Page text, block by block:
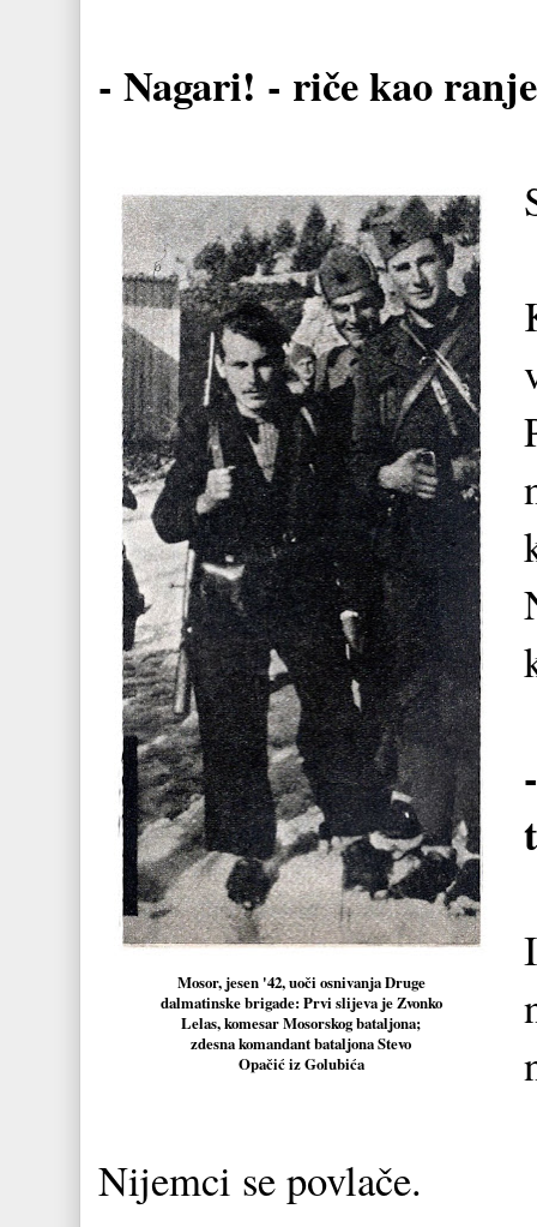
- Nagari! - riče kao
Mosor, jesen '42, uoči osnivanja Druge
dalmatinske brigade: Prvi slijeva je Zvonko
Lelas, komesar Mosorskog bataljona;
zdesna komandant bataljona Stevo
Opačić iz Golubića
Nijemci se povlače.